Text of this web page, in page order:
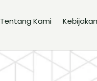
Tentang Kami